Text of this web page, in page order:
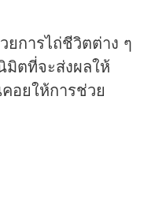
การไถ่ชีวิตต่าง ๆ
ตที่จะส่งผลให้
อยให้การช่วย